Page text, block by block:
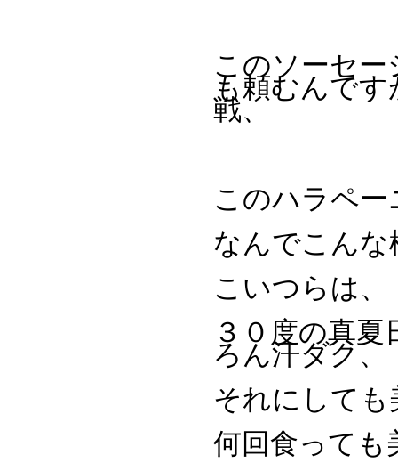
このソーセ
も頼むんで
戦、
このハラペー
なんでこん
こいつらは、
３０度の真
ろん汗ダク、
それにしても
何回食っても